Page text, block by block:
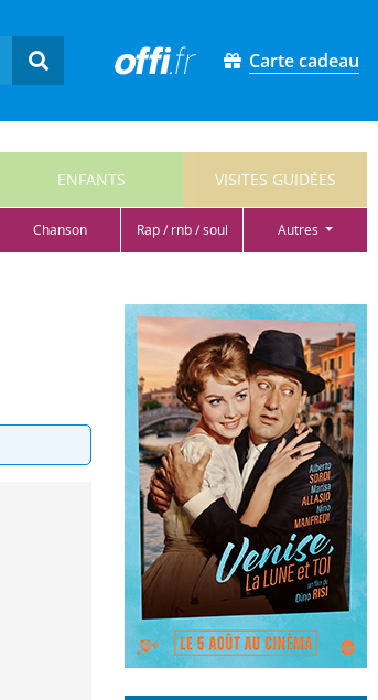
Carte cadeau
ENFANTS VISITES GUIDÉES
chanson rap / rnb / soul autres